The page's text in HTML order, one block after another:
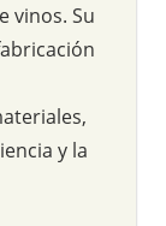
vinos. Su
y la